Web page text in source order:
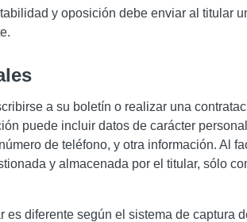
y oposición debe enviar al titular
a su boletín o realizar una
puede incluir datos de carácter
de teléfono, y otra información. Al
y almacenada por el titular, sólo
diferente según el sistema de captura